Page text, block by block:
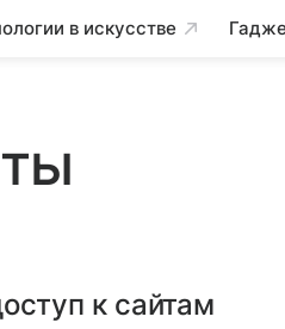
в искусстве
к сайтам